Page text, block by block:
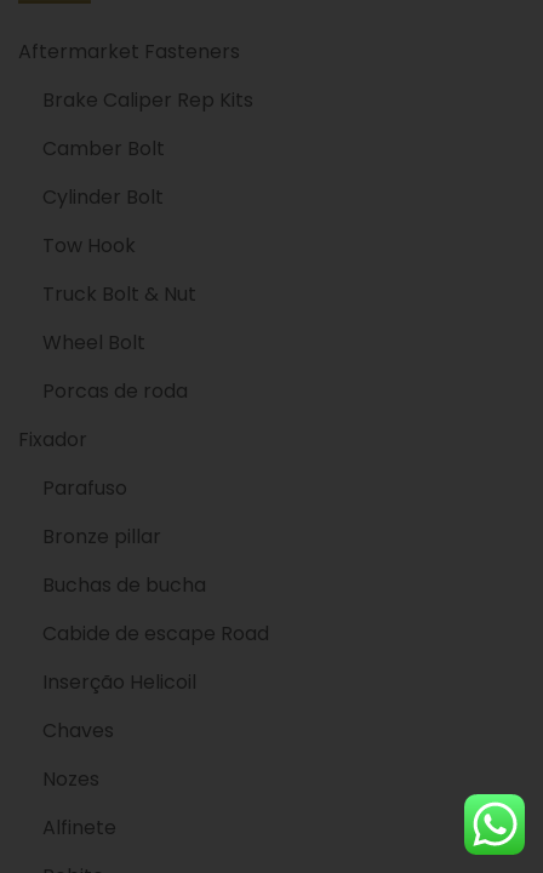
Aftermarket Fasteners
Brake Caliper Rep Kits
Camber Bolt
Cylinder Bolt
Tow Hook
Truck Bolt & Nut
Wheel Bolt
Porcas de roda
Fixador
Parafuso
Bronze pillar
Buchas de bucha
Cabide de escape Road
Inserção Helicoil
Chaves
Nozes
Alfinete